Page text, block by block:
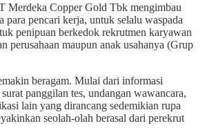
Copper Gold Tbk mengimbau
para pencari kerja, untuk selalu waspada
penipuan berkedok rekrutmen karyawan
perusahaan maupun anak usahanya (Grup
beragam. Mulai dari informasi
panggilan tes, undangan wawancara,
lain yang dirancang sedemikian rupa
seolah-olah berasal dari perekrut